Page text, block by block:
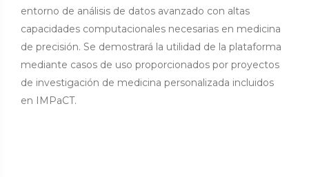
entorno de análisis de datos avanzado con altas
capacidades computacionales necesarias en medicina
de precisión. Se demostrará la utilidad de la plataforma
mediante casos de uso proporcionados por proyectos
de investigación de medicina personalizada incluidos
en IMPaCT.